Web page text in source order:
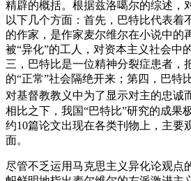
精辟的概括。根据兹洛噶尔的综述，
以下几个方面：首先，巴特比代表着
的作家，是作家麦尔维尔在小说中的
被“异化”的工人，对资本主义社会中
三，巴特比是一位精神分裂症患者，
的“正常”社会隔绝开来；第四，巴特
对基督教教义中为了显示对主的忠诚
相比之下，我国“巴特比”研究的成果
约10篇论文出现在各类刊物上，主要
面。
尽管不乏运用马克思主义异化论观点